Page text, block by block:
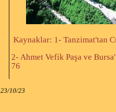
Kaynaklar: 1- Tanzimat'tan
2- Ahmet Vefik Paşa ve
76
23/10/23